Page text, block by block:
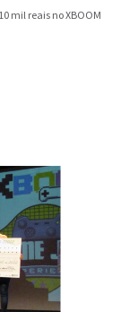
mil reais no XBOOM